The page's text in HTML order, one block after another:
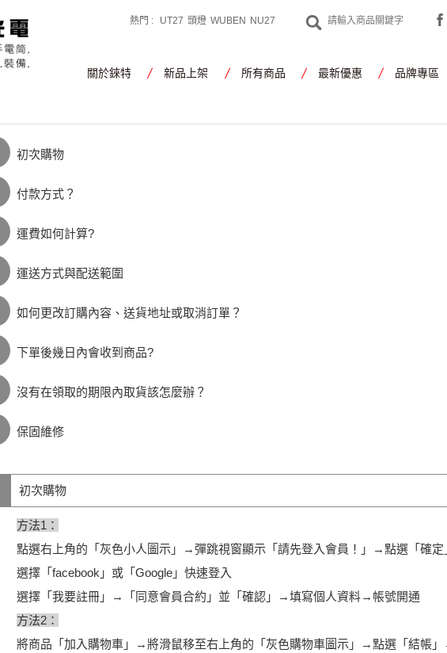
熱門 : UT27 頭燈 WUBEN NU27
關於錸特 新品上架 所有商品 最新優惠 品牌專區
初次購物
付款方式？
運費如何計算?
運送方式與配送範圍
如何更改訂購內容、送貨地址或取消訂單？
下單後幾日內會收到商品?
沒有在領取的期限內取貨該怎麼辦？
保固維修
初次購物
方法1：
點選右上角的「灰色小人圖示」→彈跳視窗顯示「請先登入會員！」→點選「確定
選擇「facebook」或「Google」快速登入
選擇「我要註冊」→「同意會員合約」並「確認」→填寫個人資料→帳號開通
方法2：
將商品「加入購物車」→將滑鼠移至右上角的「灰色購物車圖示」→點選「結帳